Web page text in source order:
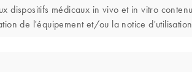
médicaux in vivo et in vitro
de l'équipement et/ou la notice